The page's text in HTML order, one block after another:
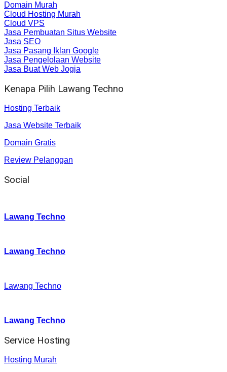
Domain Murah
Cloud Hosting Murah
Cloud VPS
Jasa Pembuatan Situs Website
Jasa SEO
Jasa Pasang Iklan Google
Jasa Pengelolaan Website
Jasa Buat Web Jogja
Kenapa Pilih Lawang Techno
Hosting Terbaik
Jasa Website Terbaik
Domain Gratis
Review Pelanggan
Social
Lawang Techno
Lawang Techno
Lawang Techno
Lawang Techno
Service Hosting
Hosting Murah